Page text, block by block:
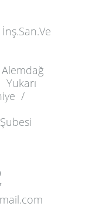
/